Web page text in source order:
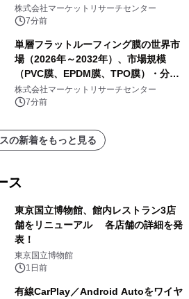
析レポートを発表
株式会社マーケットリサーチセンター
7分前
単層フラットルーフィング膜の世界市
場（2026年～2032年）、市場規模
（PVC膜、EPDM膜、TPO膜）・分析
レポートを発表
株式会社マーケットリサーチセンター
7分前
の新着をもっと見る
ス
東京国立博物館、館内レストラン3店
舗をリニューアル 各店舗の詳細を発
表！
東京国立博物館
1日前
有線CarPlay／Android Autoをワイヤ